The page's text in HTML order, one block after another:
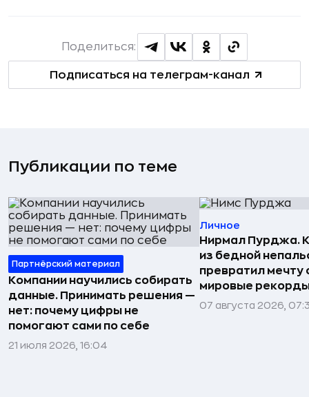
Подписаться на телеграм-канал
Поделиться:
Публикации по теме
Партнёрский материал
Компании научились собирать
данные. Принимать решения —
нет: почему цифры не
помогают сами по себе
21 июля 2026, 16:04
Личное
Нирмал Пурджа.
из бедной
превратил мечту
мировые рекорды
07 августа 2026,